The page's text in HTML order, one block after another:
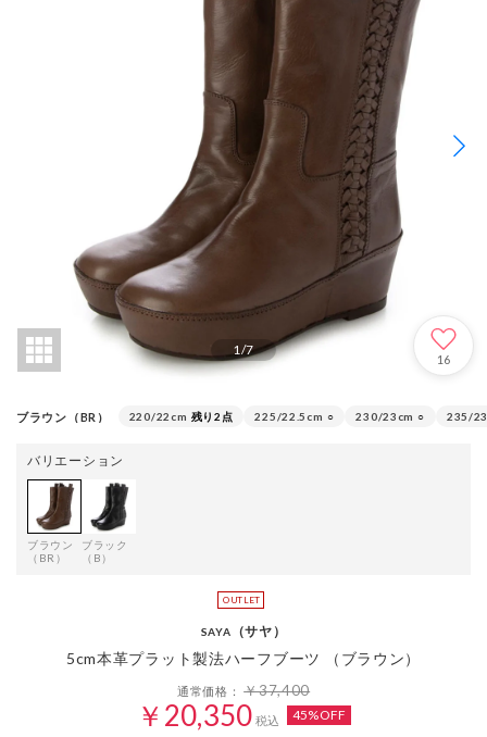
1/7
16
ブラウン（BR） 220/22cm 残り2点 225/22.5cm ○ 230/23cm ○ 235/
バリエーション
ブラウン
（BR）
ブラック
（B）
SAYA （サヤ）
5cm本革プラット製法ハーフブーツ （ブラウン）
通常価格：￥37,400
￥20,350 税込 45%OFF